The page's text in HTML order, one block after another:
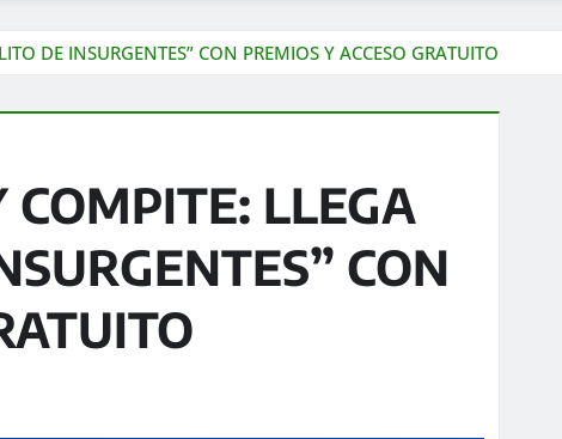
DE INSURGENTES” CON PREMIOS Y ACCESO GRATUITO
COMPITE: LLEGA
CON